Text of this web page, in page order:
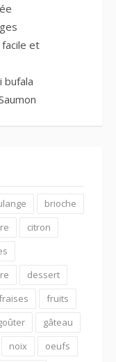
et
bufala
brioche
citron
dessert
fruits
gâteau
noix oeufs